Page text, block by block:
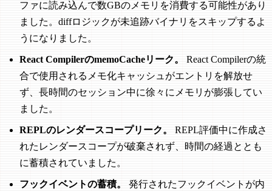
ファに読み込んで数GBのメモリを消費する可能性があり
ました。diffロジックが未追跡バイナリをスキップするよ
うになりました。
React CompilerのmemoCacheリーク。
React Compilerの統
合で使用されるメモ化キャッシュがエントリを解放せ
ず、長時間のセッション中に徐々にメモリが膨張してい
ました。
REPLのレンダースコープリーク。
REPL評価中に作成さ
れたレンダースコープが破棄されず、時間の経過ととも
に蓄積されていました。
フックイベントの蓄積。
発行されたフックイベントが内